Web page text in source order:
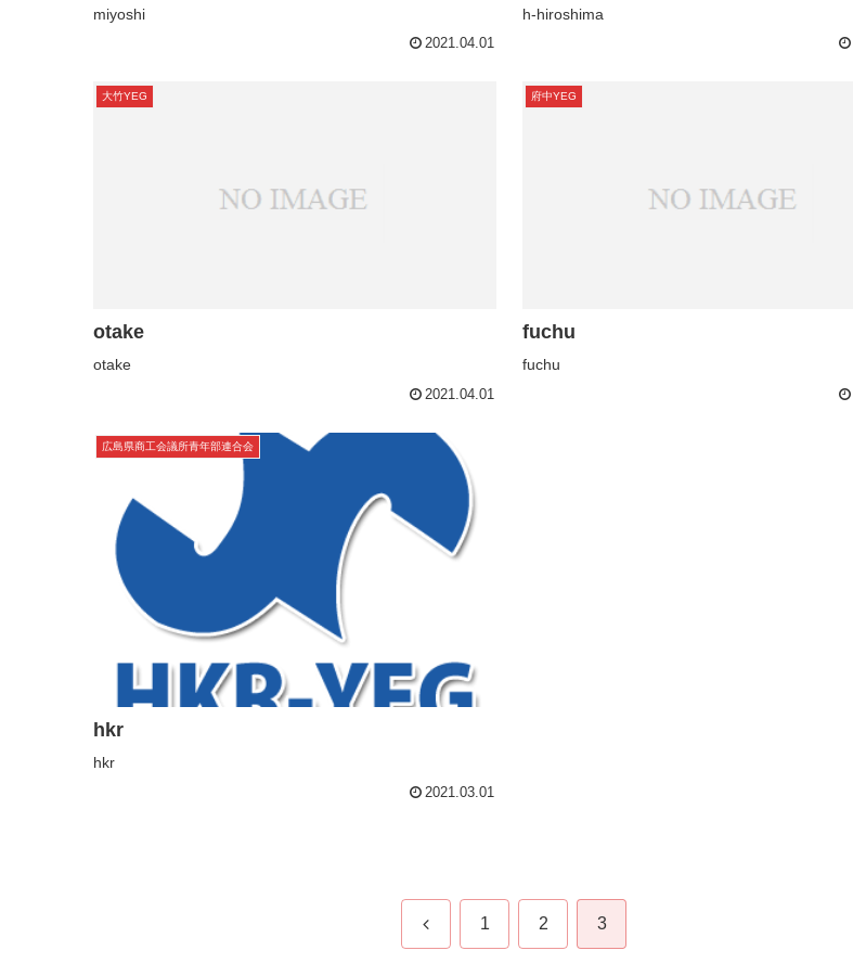
miyoshi
2021.04.01
h-hiroshima
大竹YEG
otake
otake
2021.04.01
府中YEG
fuchu
fuchu
広島県商工会議所青年部連合会
hkr
hkr
2021.03.01
前 1 2 3